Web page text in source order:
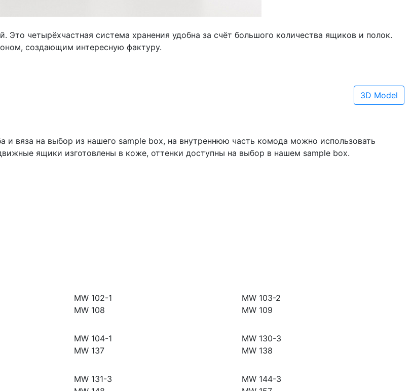
четырёхчастная система хранения удобна за счёт большого количества ящиков и полок.
создающим интересную фактуру.
3D Model
вяза на выбор из нашего sample box, на внутреннюю часть комода можно использовать
ящики изготовлены в коже, оттенки доступны на выбор в нашем sample box.
MW 102-1
MW 108
MW 103-2
MW 109
MW 104-1
MW 137
MW 130-3
MW 138
MW 131-3
MW 144-3